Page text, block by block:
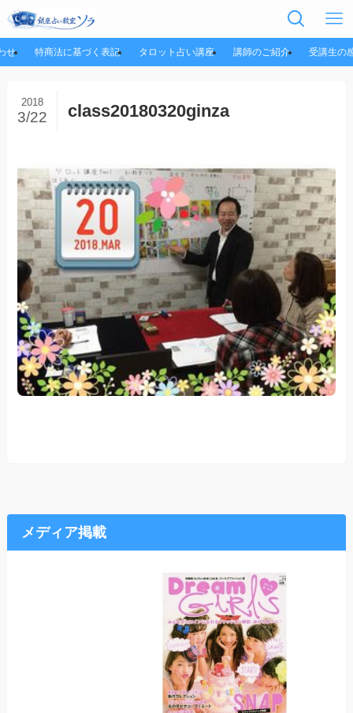
せ 特商法に基づく表記 タロット占い講座 講師のご紹介 受講生の
class20180320ginza
2018
3/22
メディア掲載